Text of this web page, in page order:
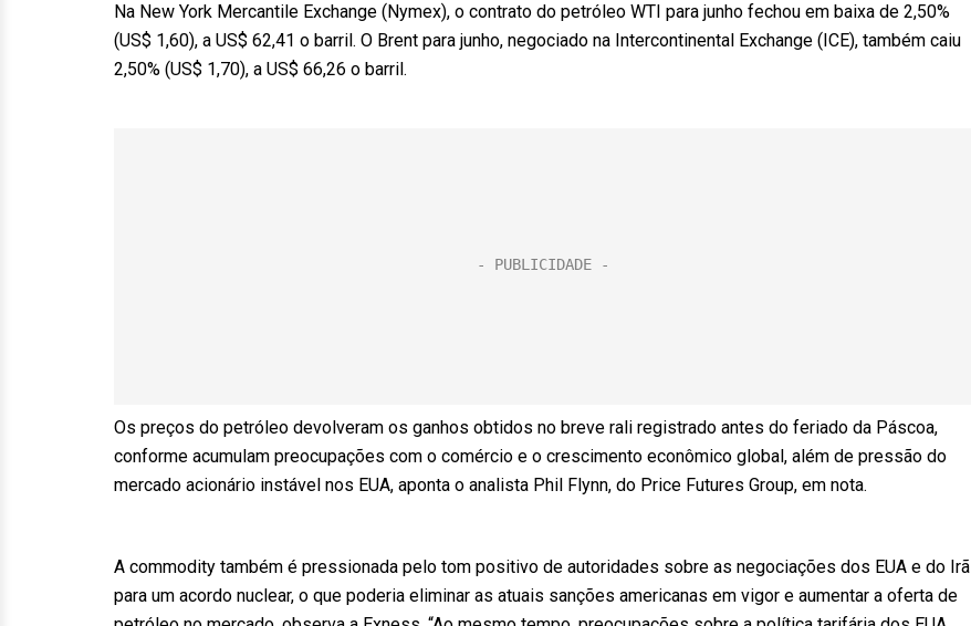
Na New York Mercantile Exchange (Nymex), o contrato do petróleo WTI para junho fechou em baixa de 2,50%
(US$ 1,60), a US$ 62,41 o barril. O Brent para junho, negociado na Intercontinental Exchange (ICE), também caiu
2,50% (US$ 1,70), a US$ 66,26 o barril.
Os preços do petróleo devolveram os ganhos obtidos no breve rali registrado antes do feriado da Páscoa,
conforme acumulam preocupações com o comércio e o crescimento econômico global, além de pressão do
mercado acionário instável nos EUA, aponta o analista Phil Flynn, do Price Futures Group, em nota.
A commodity também é pressionada pelo tom positivo de autoridades sobre as negociações dos EUA e do Irã
para um acordo nuclear, o que poderia eliminar as atuais sanções americanas em vigor e aumentar a oferta de